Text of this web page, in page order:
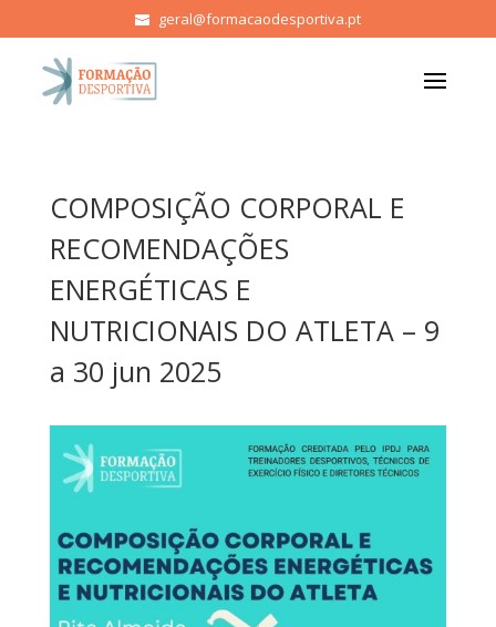
geral@formacaodesportiva.pt
COMPOSIÇÃO CORPORAL E
RECOMENDAÇÕES
ENERGÉTICAS E
NUTRICIONAIS DO ATLETA – 9
a 30 jun 2025